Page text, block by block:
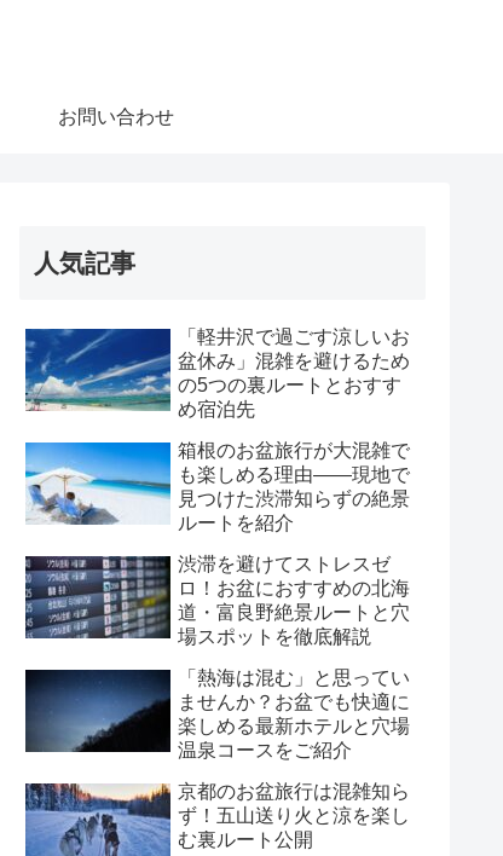
お問い合わせ
人気記事
「軽井沢で過ごす涼しいお
盆休み」混雑を避けるため
の5つの裏ルートとおすす
め宿泊先
箱根のお盆旅行が大混雑で
も楽しめる理由――現地で
見つけた渋滞知らずの絶景
ルートを紹介
渋滞を避けてストレスゼ
ロ！お盆におすすめの北海
道・富良野絶景ルートと穴
場スポットを徹底解説
「熱海は混む」と思ってい
ませんか？お盆でも快適に
楽しめる最新ホテルと穴場
温泉コースをご紹介
京都のお盆旅行は混雑知ら
ず！五山送り火と涼を楽し
む裏ルート公開